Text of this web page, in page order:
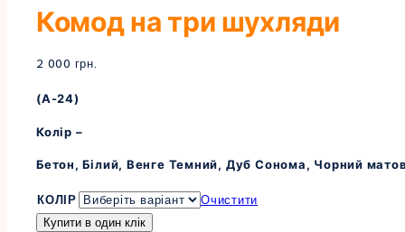
Комод на три шухляди
2 000 грн.
(А-24)
Колір –
Бетон, Білий, Венге Темний, Дуб Сонома, Чорний
КОЛІР
Очистити
Купити в один клік